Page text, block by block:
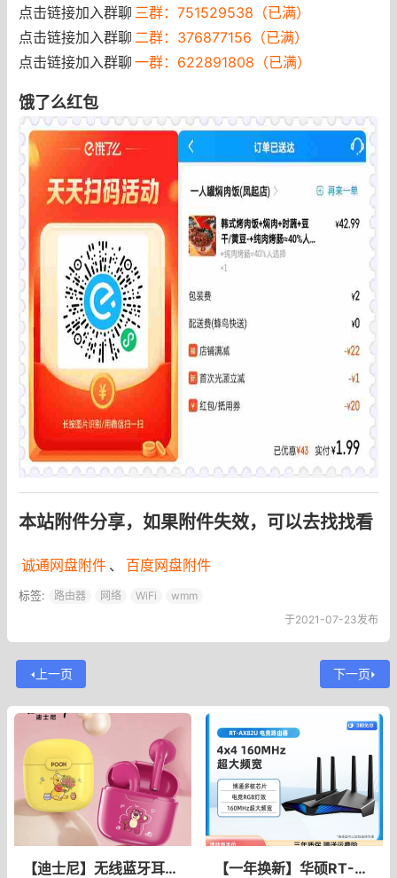
点击链接加入群聊 三群：751529538（已满）
点击链接加入群聊 二群：376877156（已满）
点击链接加入群聊 一群：622891808（已满）
饿了么红包
本站附件分享，如果附件失效，可以去找找看
诚通网盘附件 、 百度网盘附件
标签: 路由器 网络 WiFi
wmm
于2021-07-23发布
上一页 下一页
【迪士尼】无线蓝牙耳机新款2023降噪运动入耳式男女适用华为苹果_忆典影音专营店 【一年换新】华硕RT-AX82U V2升级版 AP功能 中央电竞路由器 RGB灯效 家用千兆 网易uu加速 双频无线 5400M_ASUS华硕旗舰店_网络设备/网络相关